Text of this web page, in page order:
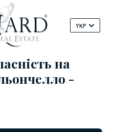
YKP
на
-